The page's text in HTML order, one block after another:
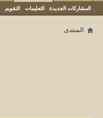
المشاركات الجديدة التعليمات التقويم
المنتدى